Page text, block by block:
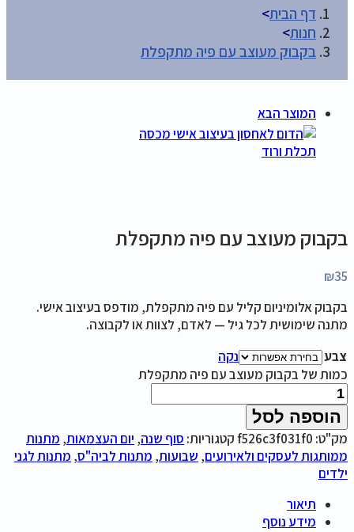
דף הבית>
חנות>
בקבוק מעוצב עם פיה מתקפלת
המוצר הבא
בקבוק מעוצב עם פיה מתקפלת
₪35
בקבוק אלומיניום קליל עם פיה מתקפלת, מודפס בעיצוב אישי.
מתנה שימושית לכל גיל — לאדם, לצוות או לקבוצה.
צבע
נקה
כמות של בקבוק מעוצב עם פיה מתקפלת
הוספה לסל
מק"ט: f526c3f031f0קטגוריות: סוף שנה, יום העצמאות, מתנות
ממותגות לעסקים ולאירועים, שבועות, מתנות לביה"ס, מתנות לגני
ילדים
תיאור
מידע נוסף